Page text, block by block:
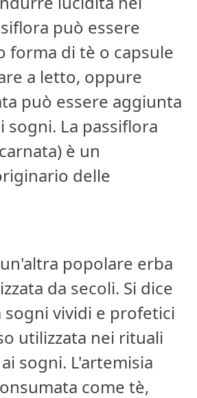
può essere
forma di tè o capsule
a letto, oppure
può essere aggiunta
sogni. La passiflora
è un
delle
popolare erba
da secoli. Si dice
sogni vividi e profetici
utilizzata nei rituali
sogni. L'artemisia
come tè,